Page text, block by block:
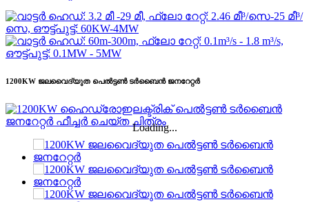
1200KW ജലവൈദ്യുത പെൽട്ടൺ ടർബൈൻ ജനറേറ്റർ
Loading...